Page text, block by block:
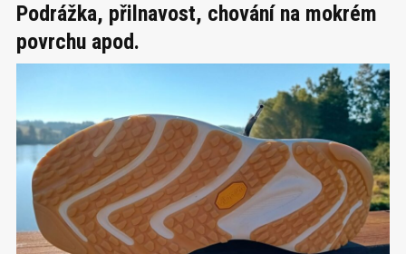
Podrážka, přilnavost, chování na mokrém
povrchu apod.